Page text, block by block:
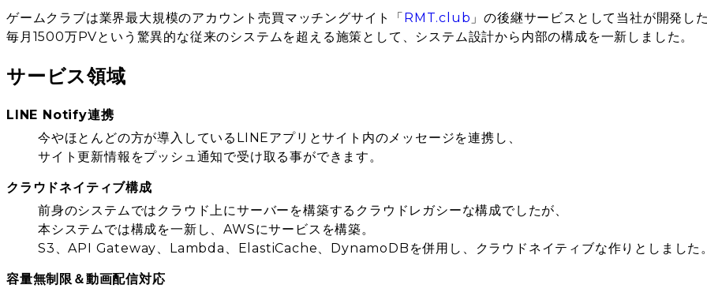
ゲームクラブは業界最大規模のアカウント売買マッチングサイト「RMT.club 」の後継サービスとして当社が開発し
毎月1500万PVという驚異的な従来のシステムを超える施策として、システム設計から内部の構成を一新しました。
サービス領域
LINE Notify連携
今やほとんどの方が導入しているLINEアプリとサイト内のメッセージを連携し、
サイト更新情報をプッシュ通知で受け取る事ができます。
クラウドネイティブ構成
前身のシステムではクラウド上にサーバーを構築するクラウドレガシーな構成でしたが、
本システムでは構成を一新し、AWSにサービスを構築。
S3、API Gateway、Lambda、ElastiCache、DynamoDBを併用し、クラウドネイティブな作りとしました。
容量無制限＆動画配信対応